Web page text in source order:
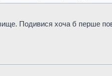
Подивися хоча б перше